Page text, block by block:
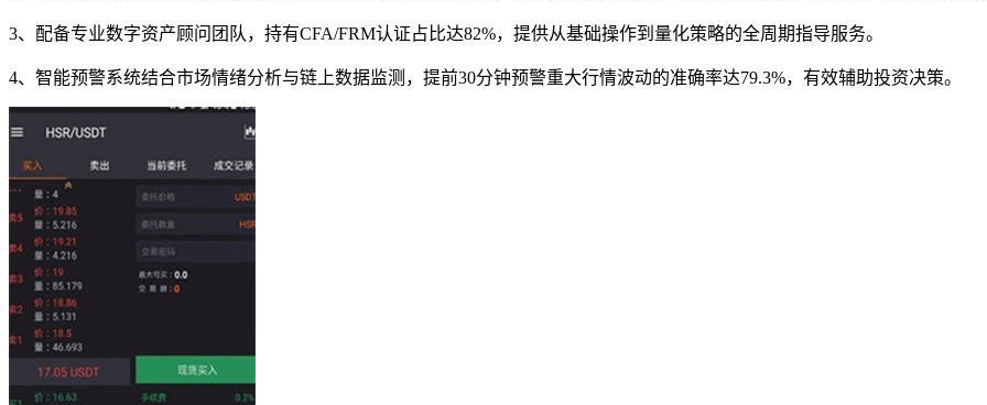
3、配备专业数字资产顾问团队，持有CFA/FRM认证占比达82%，提供从基础操作到量化策略的全周期指导服务。
4、智能预警系统结合市场情绪分析与链上数据监测，提前30分钟预警重大行情波动的准确率达79.3%，有效辅助投资决策。